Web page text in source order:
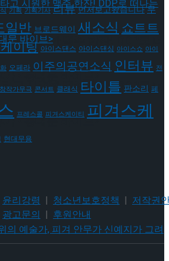
고 시원한 맥주 한잔! DDP로 떠
<동대문 바이브>
고 시원한 맥주 한잔! DDP로 떠
<동대문 바이브>
기획 기획기사 리뷰 먼저보고왔습니다 무
일반 브로드웨이 새소식쇼트트
이팅 아이스댄스 아이스댄싱 아이스쇼 아이
오페라 이주의공연소식 인터뷰 전
창작가무극 콘서트 클래식 타이틀 판소리 페
프레스콜 피겨스케이티 피겨스케
현대무용
윤리강령 | 청소년보호정책 | 저작권
광고문의 | 후원안내